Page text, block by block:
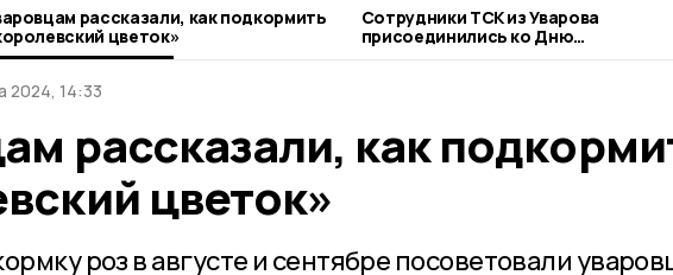
рассказали, как подкормить
цветок»
Сотрудники ТСК из Уварова
присоединились ко Дню
благотворительного труда
2024, 14:33
рассказали, как
цветок»
роз в августе и сентябре посоветовали